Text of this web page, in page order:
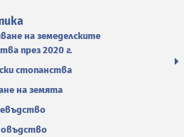
на земеделските
през 2020 г.
стопанства
на земята